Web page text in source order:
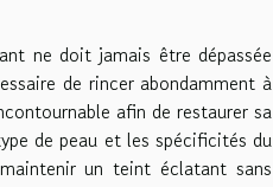
ne doit jamais être dépassée
de rincer abondamment à
afin de restaurer sa
de peau et les spécificités du
un teint éclatant sans